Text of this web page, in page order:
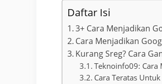
Daftar Isi
3+ Cara Menjadikan
Cara Menjadikan
Kurang Sreg? Cara
Teknoinfo09: Cara
Cara Teratas